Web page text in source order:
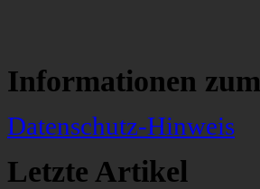
Informationen
Datenschutz-Hinweis
Letzte Artikel